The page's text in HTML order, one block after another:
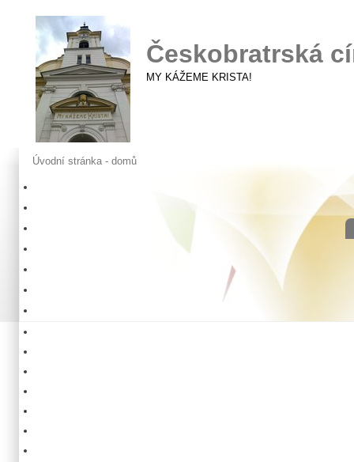
Českobratrská
MY KÁŽEME KRISTA!
Úvodní stránka - domů